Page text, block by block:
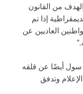
من القانون
إذا تم
العاديين عن
سول أيضًا عن قلقه
وتدفق